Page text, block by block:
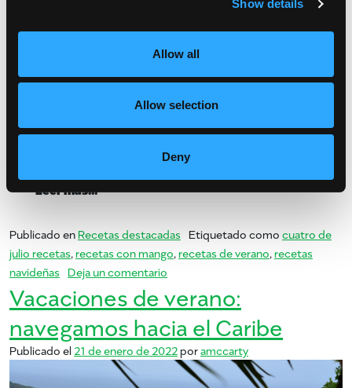
Show details
Allow all
Allow selection
Deny
Deseche cualquier idea preconcebida que tuviera de que el 4 de
julio solo estaba destinado a asar hamburguesas y perritos
calientes. Le ofrecemos las versiones mejoradas de la comida
Publicado en Recetas destacadas Etiquetado como cuatro de
julio recetas, recetas con mango, recetas de verano, recetas
navideñas Deja un comentario
Vacaciones de verano:
navegamos hacia el Caribe
Publicado el 21 de enero de 2022poramccarty